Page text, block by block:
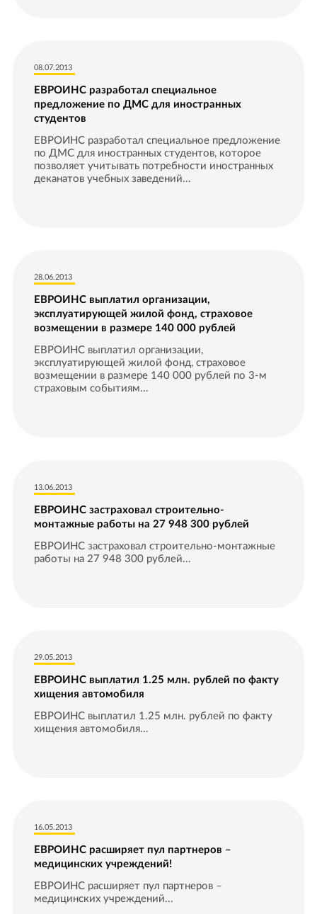
08.07.2013
ЕВРОИНС разработал специальное
предложение по ДМС для иностранных
студентов
ЕВРОИНС разработал специальное предложение
по ДМС для иностранных студентов, которое
позволяет учитывать потребности иностранных
деканатов учебных заведений...
28.06.2013
ЕВРОИНС выплатил организации,
эксплуатирующей жилой фонд, страховое
возмещении в размере 140 000 рублей
ЕВРОИНС выплатил организации,
эксплуатирующей жилой фонд, страховое
возмещении в размере 140 000 рублей по 3-м
страховым событиям...
13.06.2013
ЕВРОИНС застраховал строительно-
монтажные работы на 27 948 300 рублей
ЕВРОИНС застраховал строительно-монтажные
работы на 27 948 300 рублей...
29.05.2013
ЕВРОИНС выплатил 1.25 млн. рублей по факту
хищения автомобиля
ЕВРОИНС выплатил 1.25 млн. рублей по факту
хищения автомобиля...
16.05.2013
ЕВРОИНС расширяет пул партнеров –
медицинских учреждений!
ЕВРОИНС расширяет пул партнеров –
медицинских учреждений...